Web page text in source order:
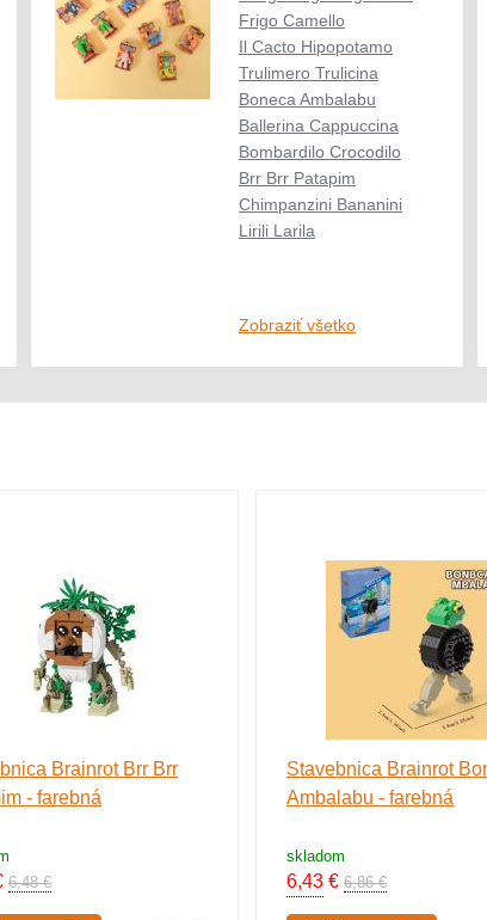
Frigo Camello
Il Cacto Hipopotamo
Trulimero Trulicina
Boneca Ambalabu
Ballerina Cappuccina
Bombardilo Crocodilo
Brr Brr Patapim
Chimpanzini Bananini
Lirili Larila
Zobraziť všetko
Brainrot Brr Brr
- farebná
6,48 €
Stavebnica Brainrot
Ambalabu - farebná
skladom
6,43 € 6,86 €